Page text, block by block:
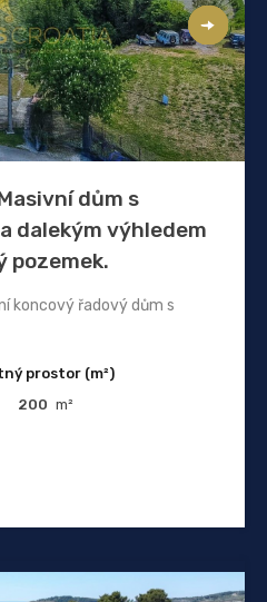
dům s
dalekým výhledem
pozemek.
koncový řadový dům s
prostor (m²)
200 m²